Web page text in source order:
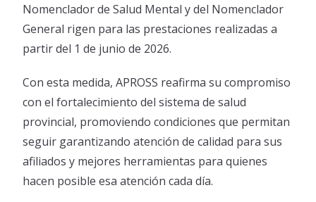
Nomenclador de Salud Mental y del Nomenclador
General rigen para las prestaciones realizadas a
partir del 1 de junio de 2026.
Con esta medida, APROSS reafirma su compromiso
con el fortalecimiento del sistema de salud
provincial, promoviendo condiciones que permitan
seguir garantizando atención de calidad para sus
afiliados y mejores herramientas para quienes
hacen posible esa atención cada día.